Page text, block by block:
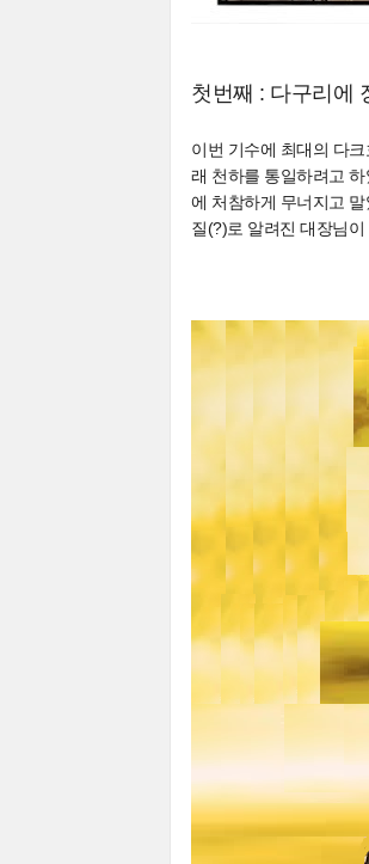
첫번째 : 다구리에
이번 기수에 최대의 다
래 천하를 통일하려고
에 처참하게 무너지고
질(?)로 알려진 대장님